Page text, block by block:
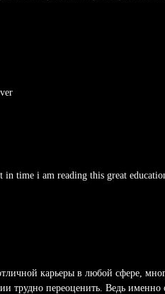
time i am reading this great
карьеры в любой сфере,
трудно переоценить. Ведь